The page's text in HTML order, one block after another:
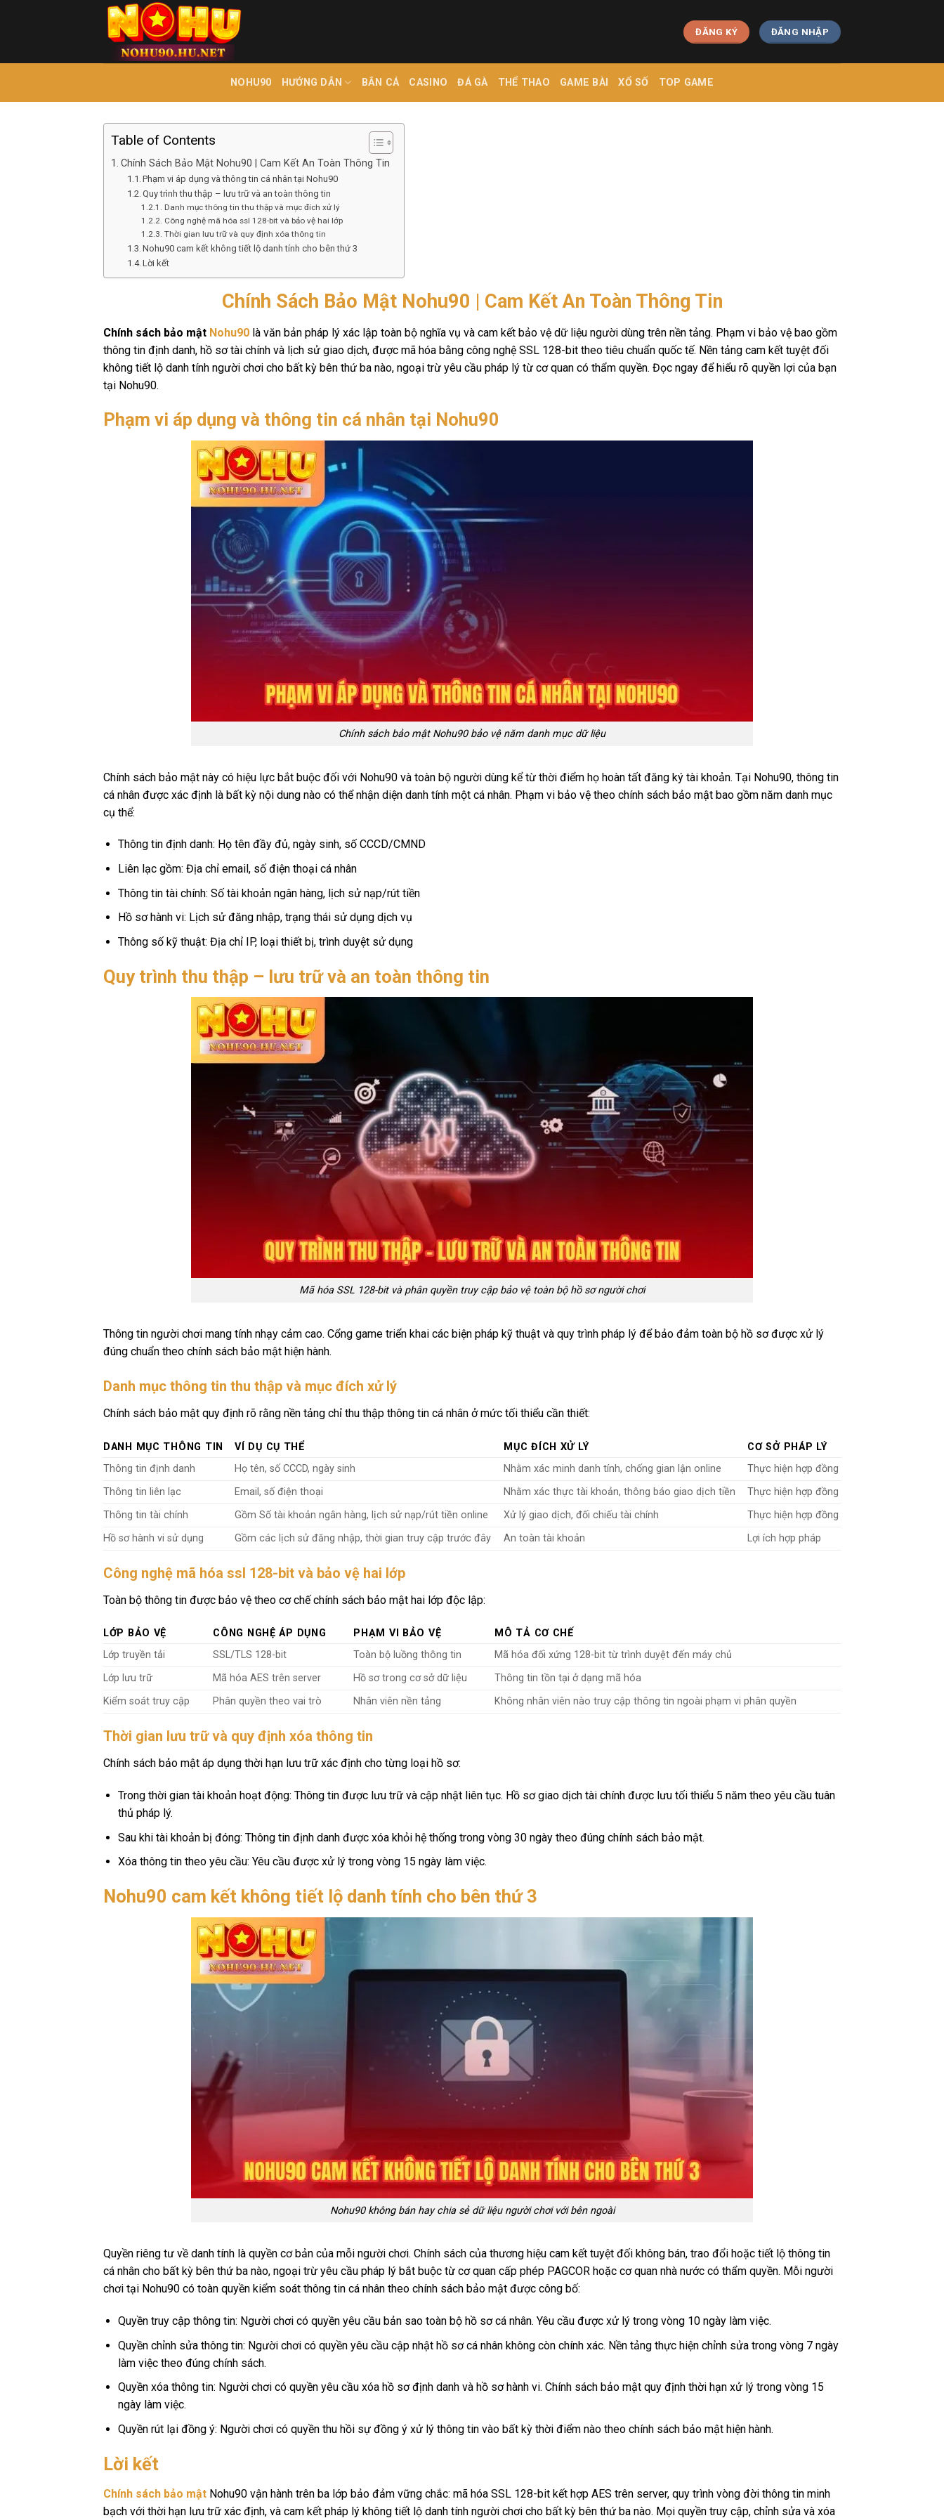
dung
ĐĂNG KÝ ĐĂNG NHẬP
NOHU90 HƯỚNG DẪN BẮN CÁ CASINO ĐÁ GÀ THỂ THAO GAME BÀI XỔ SỐ TOP GAME
Table of Contents
Chính Sách Bảo Mật Nohu90 | Cam Kết An Toàn Thông Tin
Phạm vi áp dụng và thông tin cá nhân tại Nohu90
Quy trình thu thập – lưu trữ và an toàn thông tin
Danh mục thông tin thu thập và mục đích xử lý
Công nghệ mã hóa ssl 128-bit và bảo vệ hai lớp
Thời gian lưu trữ và quy định xóa thông tin
Nohu90 cam kết không tiết lộ danh tính cho bên thứ 3
Lời kết
Chính Sách Bảo Mật Nohu90 | Cam Kết An Toàn Thông Tin
Chính sách bảo mật Nohu90 là văn bản pháp lý xác lập toàn bộ nghĩa vụ và cam kết bảo vệ dữ liệu người dùng trên nền tảng. Phạm vi bảo vệ bao gồm
thông tin định danh, hồ sơ tài chính và lịch sử giao dịch, được mã hóa bằng công nghệ SSL 128-bit theo tiêu chuẩn quốc tế. Nền tảng cam kết tuyệt đối
không tiết lộ danh tính người chơi cho bất kỳ bên thứ ba nào, ngoại trừ yêu cầu pháp lý từ cơ quan có thẩm quyền. Đọc ngay để hiểu rõ quyền lợi của bạn
tại Nohu90.
Phạm vi áp dụng và thông tin cá nhân tại Nohu90
Chính sách bảo mật Nohu90 bảo vệ năm danh mục dữ liệu
Chính sách bảo mật này có hiệu lực bắt buộc đối với Nohu90 và toàn bộ người dùng kể từ thời điểm họ hoàn tất đăng ký tài khoản. Tại Nohu90, thông tin
cá nhân được xác định là bất kỳ nội dung nào có thể nhận diện danh tính một cá nhân. Phạm vi bảo vệ theo chính sách bảo mật bao gồm năm danh mục
cụ thể:
Thông tin định danh: Họ tên đầy đủ, ngày sinh, số CCCD/CMND
Liên lạc gồm: Địa chỉ email, số điện thoại cá nhân
Thông tin tài chính: Số tài khoản ngân hàng, lịch sử nạp/rút tiền
Hồ sơ hành vi: Lịch sử đăng nhập, trạng thái sử dụng dịch vụ
Thông số kỹ thuật: Địa chỉ IP, loại thiết bị, trình duyệt sử dụng
Quy trình thu thập – lưu trữ và an toàn thông tin
Mã hóa SSL 128-bit và phân quyền truy cập bảo vệ toàn bộ hồ sơ người chơi
Thông tin người chơi mang tính nhạy cảm cao. Cổng game triển khai các biện pháp kỹ thuật và quy trình pháp lý để bảo đảm toàn bộ hồ sơ được xử lý
đúng chuẩn theo chính sách bảo mật hiện hành.
Danh mục thông tin thu thập và mục đích xử lý
Chính sách bảo mật quy định rõ rằng nền tảng chỉ thu thập thông tin cá nhân ở mức tối thiểu cần thiết:
DANH MỤC THÔNG TIN VÍ DỤ CỤ THỂ MỤC ĐÍCH XỬ LÝ
CƠ SỞ PHÁP LÝ
Thông tin định danh
Họ tên, số CCCD, ngày sinh Nhằm xác minh danh tính, chống gian lận online
Thực hiện hợp đồng
Thông tin liên lạc
Email, số điện thoại Nhằm xác thực tài khoản, thông báo giao dịch tiền
Thực hiện hợp đồng
Thông tin tài chính
Gồm Số tài khoản ngân hàng, lịch sử nạp/rút tiền online Xử lý giao dịch, đối chiếu tài chính
Thực hiện hợp đồng
Hồ sơ hành vi sử dụng
Gồm các lịch sử đăng nhập, thời gian truy cập trước đây An toàn tài khoản Lợi ích hợp pháp
Công nghệ mã hóa ssl 128-bit và bảo vệ hai lớp
Toàn bộ thông tin được bảo vệ theo cơ chế chính sách bảo mật hai lớp độc lập:
LỚP BẢO VỆ CÔNG NGHỆ ÁP DỤNG PHẠM VI BẢO VỆ
MÔ TẢ CƠ CHẾ
Lớp truyền tải
SSL/TLS 128-bit Toàn bộ luồng thông tin
Mã hóa đối xứng 128-bit từ trình duyệt đến máy chủ
Lớp lưu trữ
Mã hóa AES trên server Hồ sơ trong cơ sở dữ liệu
Thông tin tồn tại ở dạng mã hóa
Kiểm soát truy cập
Phân quyền theo vai trò Nhân viên nền tảng Không nhân viên nào truy cập thông tin ngoài phạm vi phân quyền
Thời gian lưu trữ và quy định xóa thông tin
Chính sách bảo mật áp dụng thời hạn lưu trữ xác định cho từng loại hồ sơ:
Trong thời gian tài khoản hoạt động: Thông tin được lưu trữ và cập nhật liên tục. Hồ sơ giao dịch tài chính được lưu tối thiểu 5 năm theo yêu cầu tuân
thủ pháp lý.
Sau khi tài khoản bị đóng: Thông tin định danh được xóa khỏi hệ thống trong vòng 30 ngày theo đúng chính sách bảo mật.
Xóa thông tin theo yêu cầu: Yêu cầu được xử lý trong vòng 15 ngày làm việc.
Nohu90 cam kết không tiết lộ danh tính cho bên thứ 3
Nohu90 không bán hay chia sẻ dữ liệu người chơi với bên ngoài
Quyền riêng tư về danh tính là quyền cơ bản của mỗi người chơi. Chính sách của thương hiệu cam kết tuyệt đối không bán, trao đổi hoặc tiết lộ thông tin
cá nhân cho bất kỳ bên thứ ba nào, ngoại trừ yêu cầu pháp lý bắt buộc từ cơ quan cấp phép PAGCOR hoặc cơ quan nhà nước có thẩm quyền. Mỗi người
chơi tại Nohu90 có toàn quyền kiểm soát thông tin cá nhân theo chính sách bảo mật được công bố:
Quyền truy cập thông tin: Người chơi có quyền yêu cầu bản sao toàn bộ hồ sơ cá nhân. Yêu cầu được xử lý trong vòng 10 ngày làm việc.
Quyền chỉnh sửa thông tin: Người chơi có quyền yêu cầu cập nhật hồ sơ cá nhân không còn chính xác. Nền tảng thực hiện chỉnh sửa trong vòng 7 ngày
làm việc theo đúng chính sách.
Quyền xóa thông tin: Người chơi có quyền yêu cầu xóa hồ sơ định danh và hồ sơ hành vi. Chính sách bảo mật quy định thời hạn xử lý trong vòng 15
ngày làm việc.
Quyền rút lại đồng ý: Người chơi có quyền thu hồi sự đồng ý xử lý thông tin vào bất kỳ thời điểm nào theo chính sách bảo mật hiện hành.
Lời kết
Chính sách bảo mật Nohu90 vận hành trên ba lớp bảo đảm vững chắc: mã hóa SSL 128-bit kết hợp AES trên server, quy trình vòng đời thông tin minh
bạch với thời hạn lưu trữ xác định, và cam kết pháp lý không tiết lộ danh tính người chơi cho bất kỳ bên thứ ba nào. Mọi quyền truy cập, chỉnh sửa và xóa